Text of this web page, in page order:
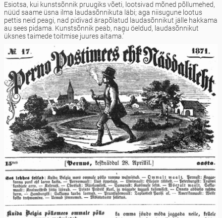
Esiotsa, kui kunstsõnnik pruugiks võeti, lootsivad mõned põllumehed,
nüüd saame üsna ilma laudasõnnikuta läbi; aga niisugune lootus
pettis neid peagi, nad pidivad ärapõlatud laudasõnnikut jälle hakkama
au sees pidama. Kunstsõnnik peab, nagu öeldud, laudasõnnikut
üksnes taimede toitmise juures aitama.’